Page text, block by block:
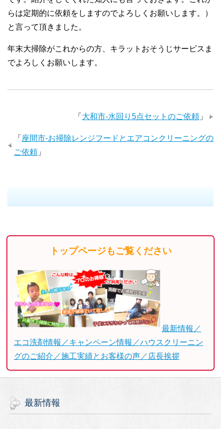
らは定期的に依頼をしますのでよろしくお願いします。）
と言って頂きました。
年末大掃除がこれからの方、キラットおそうじサービスま
でよろしくお願いします。
「 大和市-水回り5点セットのご依頼 」
「 座間市-お掃除レンジフードとエアコンクリーニングの
ご依頼 」
トップページもご覧ください
最新情報／
エコ洗剤情報／キャンペーン情報／ハウスクリーニン
グのご紹介／施工実績とお客様の声／店長挨拶
最新情報